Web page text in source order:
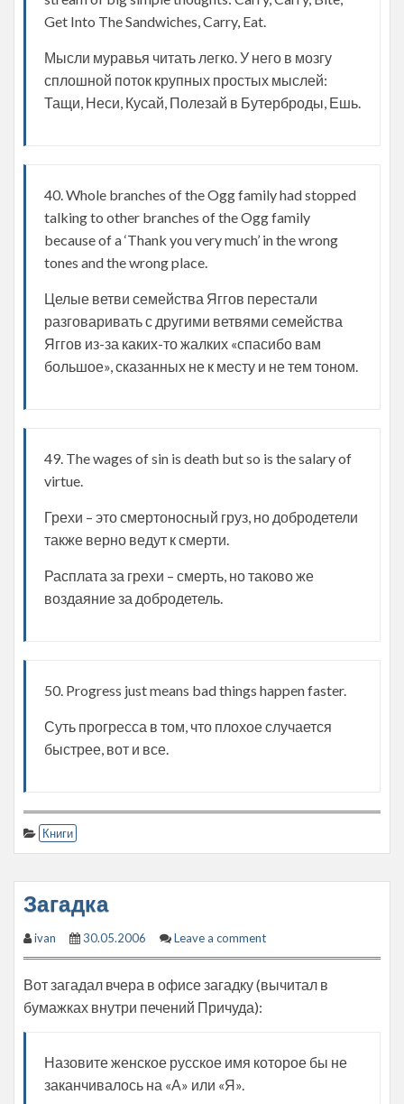
Get Into The Sandwiches, Carry, Eat.
Мысли муравья читать легко. У него в мозгу
сплошной поток крупных простых мыслей:
Тащи, Неси, Кусай, Полезай в Бутерброды, Ешь.
40. Whole branches of the Ogg family had stopped
talking to other branches of the Ogg family
because of a ‘Thank you very much’ in the wrong
tones and the wrong place.
Целые ветви семейства Яггов перестали
разговаривать с другими ветвями семейства
Яггов из-за каких-то жалких «спасибо вам
большое», сказанных не к месту и не тем тоном.
49. The wages of sin is death but so is the salary of
virtue.
Грехи – это смертоносный груз, но добродетели
также верно ведут к смерти.
Расплата за грехи – смерть, но таково же
воздаяние за добродетель.
50. Progress just means bad things happen faster.
Суть прогресса в том, что плохое случается
быстрее, вот и все.
Книги
Загадка
ivan 30.05.2006 Leave a comment
Вот загадал вчера в офисе загадку (вычитал в
бумажках внутри печений Причуда):
Назовите женское русское имя которое бы не
заканчивалось на «А» или «Я».